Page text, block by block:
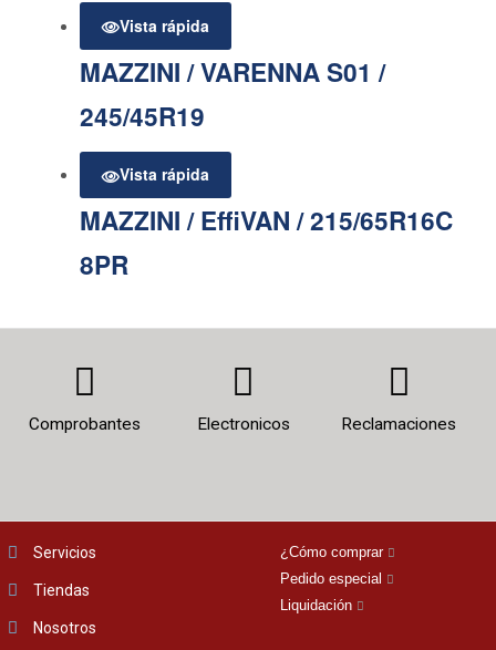
Vista rápida
MAZZINI / VARENNA S01 /
245/45R19
Vista rápida
MAZZINI / EffiVAN / 215/65R16C
8PR
Comprobantes Electronicos Reclamaciones
Servicios
Tiendas
Nosotros
¿Cómo comprar
Pedido especial
Liquidación